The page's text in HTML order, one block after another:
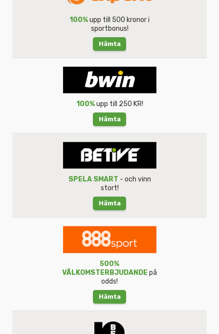
100%upp till 500 kronor i
sportbonus!
Hämta
100%upp till 250 KR!
Hämta
SPELA SMART - och vinn
stort!
Hämta
500%
VÄLKOMSTERBJUDANDE på
odds!
Hämta